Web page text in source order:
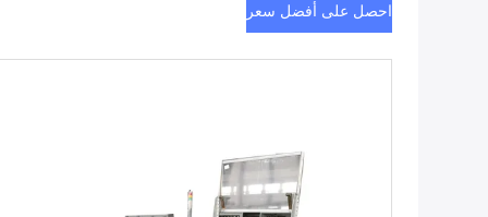
احصل على أفضل سعر